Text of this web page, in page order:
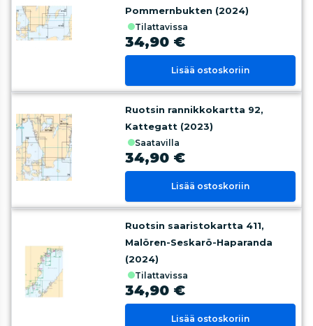
Pommernbukten (2024)
tilattavissa
34,90 €
Lisää ostoskoriin
Ruotsin rannikkokartta 92,
Kattegatt (2023)
saatavilla
34,90 €
Lisää ostoskoriin
Ruotsin saaristokartta 411,
Malören-Seskarö-Haparanda
(2024)
tilattavissa
34,90 €
Lisää ostoskoriin